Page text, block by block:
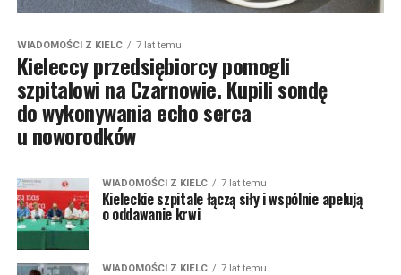
WIADOMOŚCI Z KIELC 7 lat temu
Kieleccy przedsiębiorcy pomogli
szpitalowi na Czarnowie. Kupili sondę
do wykonywania echo serca
u noworodków
WIADOMOŚCI Z KIELC 7 lat temu
Kieleckie szpitale łączą siły i wspólnie apelują
o oddawanie krwi
WIADOMOŚCI Z KIELC 7 lat temu